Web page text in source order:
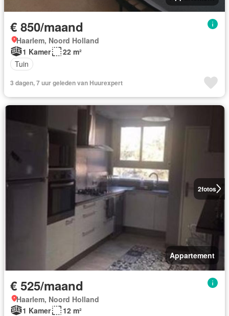
€ 850/maand
Haarlem, Noord Holland
1 Kamer
22 m²
Tuin
3 dagen, 7 uur geleden van Huurexpert
2fotos
Appartement
€ 525/maand
Haarlem, Noord Holland
1 Kamer
12 m²